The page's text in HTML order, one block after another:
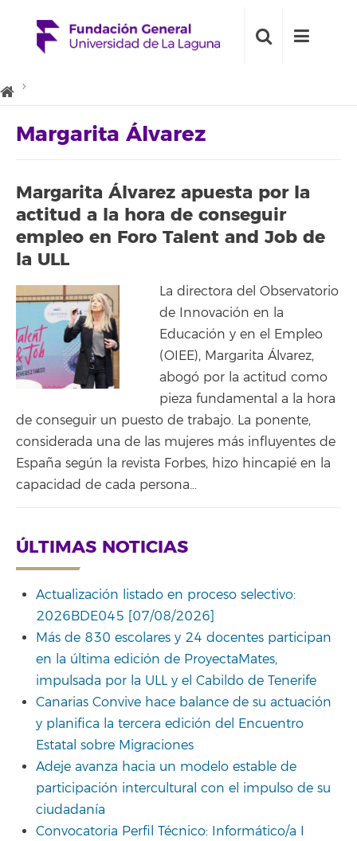
Margarita Álvarez
Margarita Álvarez apuesta por la
actitud a la hora de conseguir
empleo en Foro Talent and Job de
la ULL
La directora del Observatorio
de Innovación en la
Educación y en el Empleo
(OIEE), Margarita Álvarez,
abogó por la actitud como
pieza fundamental a la hora
de conseguir un puesto de trabajo. La ponente,
considerada una de las mujeres más influyentes de
España según la revista Forbes, hizo hincapié en la
capacidad de cada persona…
ÚLTIMAS NOTICIAS
Actualización listado en proceso selectivo:
2026BDE045 [07/08/2026]
Más de 830 escolares y 24 docentes participan
en la última edición de ProyectaMates,
impulsada por la ULL y el Cabildo de Tenerife
Canarias Convive hace balance de su actuación
y planifica la tercera edición del Encuentro
Estatal sobre Migraciones
Adeje avanza hacia un modelo estable de
participación intercultural con el impulso de su
ciudadanía
Convocatoria Perfil Técnico: Informático/a I